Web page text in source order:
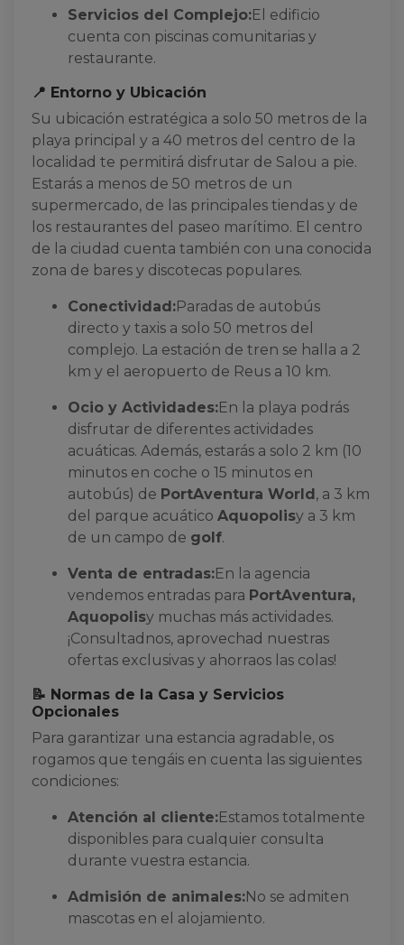
Servicios del Complejo:El edificio
cuenta con piscinas comunitarias y
restaurante.
📍 Entorno y Ubicación
Su ubicación estratégica a solo 50 metros de la
playa principal y a 40 metros del centro de la
localidad te permitirá disfrutar de Salou a pie.
Estarás a menos de 50 metros de un
supermercado, de las principales tiendas y de
los restaurantes del paseo marítimo. El centro
de la ciudad cuenta también con una conocida
zona de bares y discotecas populares.
Conectividad:Paradas de autobús
directo y taxis a solo 50 metros del
complejo. La estación de tren se halla a 2
km y el aeropuerto de Reus a 10 km.
Ocio y Actividades:En la playa podrás
disfrutar de diferentes actividades
acuáticas. Además, estarás a solo 2 km (10
minutos en coche o 15 minutos en
autobús) de PortAventura World, a 3 km
del parque acuático Aquopolisy a 3 km
de un campo de golf.
Venta de entradas:En la agencia
vendemos entradas para PortAventura,
Aquopolisy muchas más actividades.
¡Consultadnos, aprovechad nuestras
ofertas exclusivas y ahorraos las colas!
📝 Normas de la Casa y Servicios
Opcionales
Para garantizar una estancia agradable, os
rogamos que tengáis en cuenta las siguientes
condiciones:
Atención al cliente:Estamos totalmente
disponibles para cualquier consulta
durante vuestra estancia.
Admisión de animales:No se admiten
mascotas en el alojamiento.